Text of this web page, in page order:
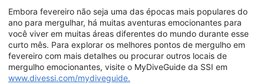
Embora fevereiro não seja uma das épocas mais populares do
ano para mergulhar, há muitas aventuras emocionantes para
você viver em muitas áreas diferentes do mundo durante esse
curto mês. Para explorar os melhores pontos de mergulho em
fevereiro com mais detalhes ou procurar outros locais de
mergulho emocionantes, visite o MyDiveGuide da SSI em
www.divessi.com/mydiveguide.